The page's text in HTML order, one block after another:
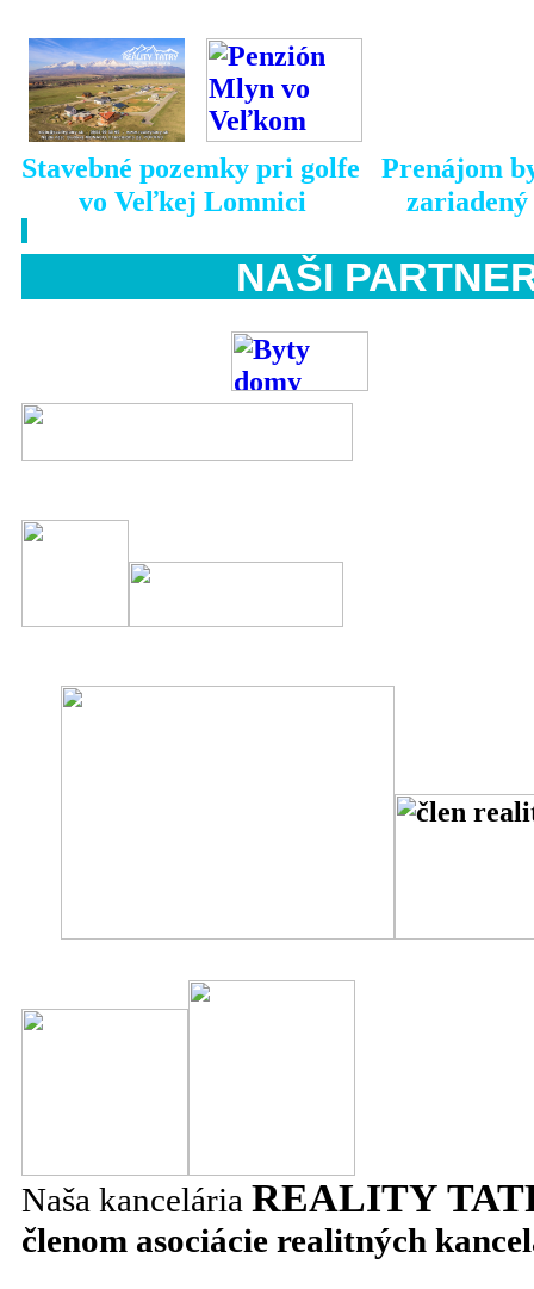
Stavebné pozemky pri golfe Prenájom
vo Veľkej Lomnici zariadený s
NAŠI
Naša kancelária REALITY
členom asociácie realitných